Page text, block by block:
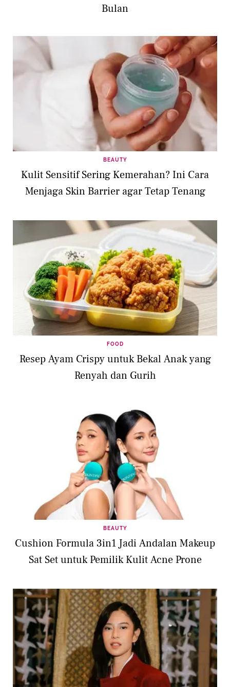
Bulan
BEAUTY
Kulit Sensitif Sering Kemerahan? Ini Cara
Menjaga Skin Barrier agar Tetap Tenang
FOOD
Resep Ayam Crispy untuk Bekal Anak yang
Renyah dan Gurih
BEAUTY
Cushion Formula 3in1 Jadi Andalan Makeup
Sat Set untuk Pemilik Kulit Acne Prone